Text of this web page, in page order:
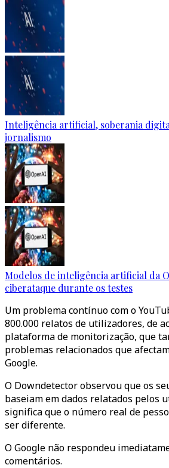
Inteligência artificial, soberania
jornalismo
Modelos de inteligência artificial da
ciberataque durante os testes
Um problema contínuo com o
800.000 relatos de utilizadores, de
plataforma de monitorização, que
problemas relacionados que
Google.
O Downdetector observou que os
baseiam em dados relatados pelos
significa que o número real de
ser diferente.
O Google não respondeu
comentários.